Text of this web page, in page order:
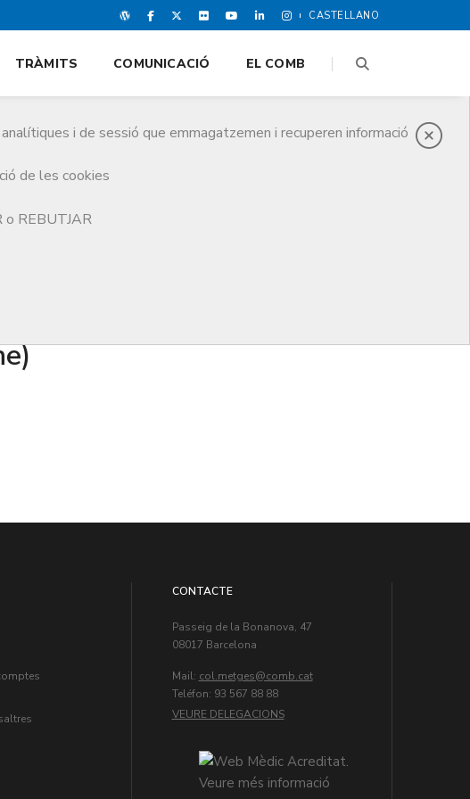
CASTELLANO
i de sessió que emmagatzemen i recuperen informació
de les cookies
o REBUTJAR
TRÀMITS COMUNICACIÓ EL COMB
CONTACTE
Passeig de la Bonanova, 47
08017 Barcelona
Mail: col.metges
Teléfon: 93 567 88 88
VEURE DELEGACIONS